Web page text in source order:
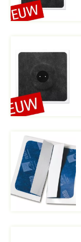
Afbeelding